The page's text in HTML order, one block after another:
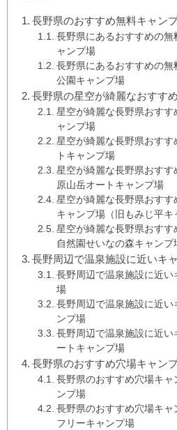
長野県のおすすめ無料キャン
長野県にあるおすすめの
ャンプ場
長野県にあるおすすめの
公園キャンプ場
長野県の星空が綺麗なおすす
星空が綺麗な長野県おす
ャンプ場
星空が綺麗な長野県おす
トキャンプ場
星空が綺麗な長野県おす
原山岳オートキャンプ場
星空が綺麗な長野県おす
キャンプ場（旧もみじ平キ
星空が綺麗な長野県おす
自然園せいなの森キャンプ
長野周辺で温泉施設に近いキ
長野周辺で温泉施設に近
場
長野周辺で温泉施設に近
ンプ場
長野周辺で温泉施設に近
ートキャンプ場
長野県のおすすめ穴場キャン
長野県のおすすめ穴場キ
ンプ場
長野県のおすすめ穴場キ
フリーキャンプ場